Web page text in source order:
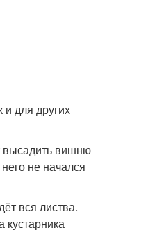
и для других
высадить вишню
не начался
вся листва.
кустарника